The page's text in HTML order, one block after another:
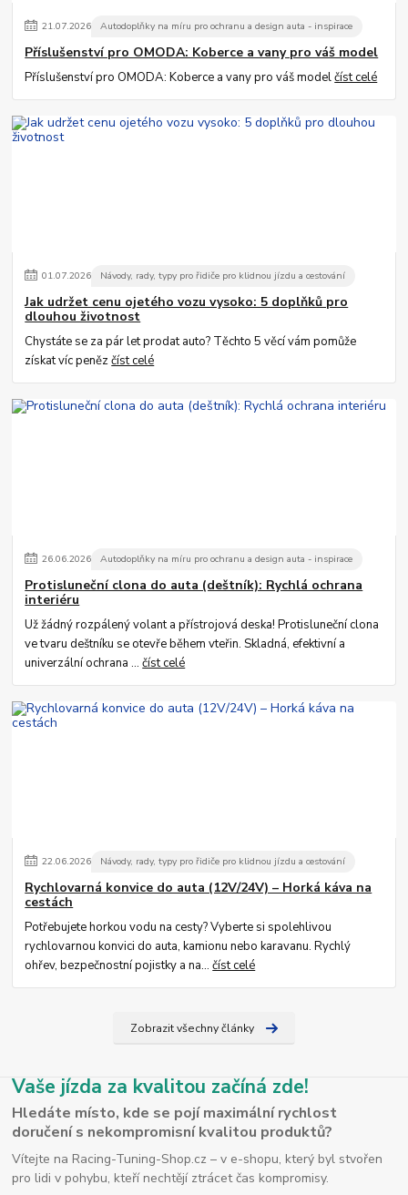
21.07.2026 Autodoplňky na míru pro ochranu a design auta - inspirace
Příslušenství pro OMODA: Koberce a vany pro váš model
Příslušenství pro OMODA: Koberce a vany pro váš modelčíst celé
01.07.2026 Návody, rady, typy pro řidiče pro klidnou jízdu a cestování
Jak udržet cenu ojetého vozu vysoko: 5 doplňků pro
dlouhou životnost
Chystáte se za pár let prodat auto? Těchto 5 věcí vám pomůže
získat víc penězčíst celé
26.06.2026 Autodoplňky na míru pro ochranu a design auta - inspirace
Protisluneční clona do auta (deštník): Rychlá ochrana
interiéru
Už žádný rozpálený volant a přístrojová deska! Protisluneční clona
ve tvaru deštníku se otevře během vteřin. Skladná, efektivní a
univerzální ochrana ...číst celé
22.06.2026 Návody, rady, typy pro řidiče pro klidnou jízdu a cestování
Rychlovarná konvice do auta (12V/24V) – Horká káva na
cestách
Potřebujete horkou vodu na cesty? Vyberte si spolehlivou
rychlovarnou konvici do auta, kamionu nebo karavanu. Rychlý
ohřev, bezpečnostní pojistky a na...číst celé
Zobrazit všechny články
Vaše jízda za kvalitou začíná zde!
Hledáte místo, kde se pojí maximální rychlost
doručení s nekompromisní kvalitou produktů?
Vítejte na Racing-Tuning-Shop.cz – v e-shopu, který byl stvořen
pro lidi v pohybu, kteří nechtějí ztrácet čas kompromisy.